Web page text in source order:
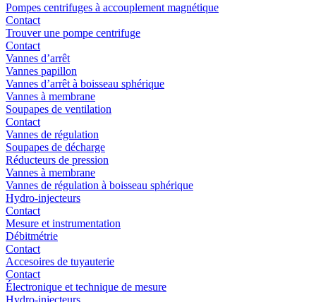
Pompes centrifuges à accouplement magnétique
Contact
Trouver une pompe centrifuge
Contact
Vannes d’arrêt
Vannes papillon
Vannes d’arrêt à boisseau sphérique
Vannes à membrane
Soupapes de ventilation
Contact
Vannes de régulation
Soupapes de décharge
Réducteurs de pression
Vannes à membrane
Vannes de régulation à boisseau sphérique
Hydro-injecteurs
Contact
Mesure et instrumentation
Débitmétrie
Contact
Accesoires de tuyauterie
Contact
Électronique et technique de mesure